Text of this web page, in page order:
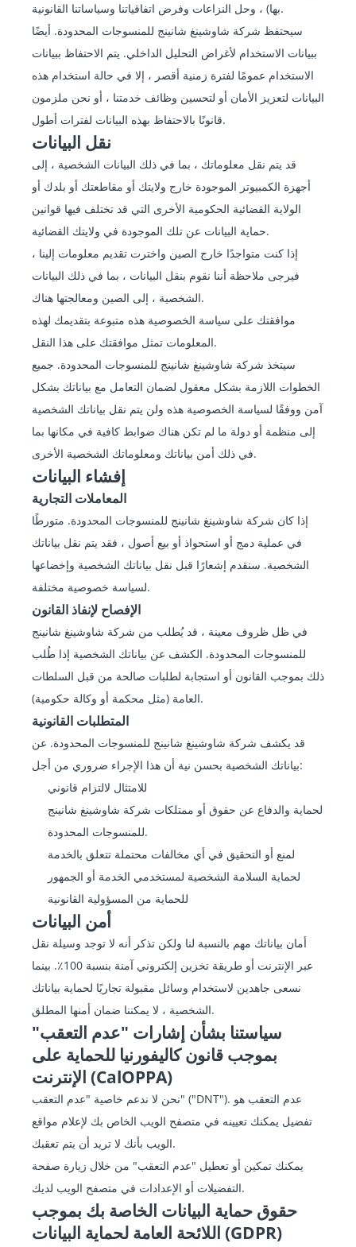
بها) ، وحل النزاعات وفرض اتفاقياتنا وسياساتنا القانونية.
سيحتفظ شركة شاوشينغ شانينج للمنسوجات المحدودة. أيضًا
ببيانات الاستخدام لأغراض التحليل الداخلي. يتم الاحتفاظ ببيانات
الاستخدام عمومًا لفترة زمنية أقصر ، إلا في حالة استخدام هذه
البيانات لتعزيز الأمان أو لتحسين وظائف خدمتنا ، أو نحن ملزمون
قانونًا بالاحتفاظ بهذه البيانات لفترات أطول.
نقل البيانات
قد يتم نقل معلوماتك ، بما في ذلك البيانات الشخصية ، إلى
أجهزة الكمبيوتر الموجودة خارج ولايتك أو مقاطعتك أو بلدك أو
الولاية القضائية الحكومية الأخرى التي قد تختلف فيها قوانين
حماية البيانات عن تلك الموجودة في ولايتك القضائية.
إذا كنت متواجدًا خارج الصين واخترت تقديم معلومات إلينا ،
فيرجى ملاحظة أننا نقوم بنقل البيانات ، بما في ذلك البيانات
الشخصية ، إلى الصين ومعالجتها هناك.
موافقتك على سياسة الخصوصية هذه متبوعة بتقديمك لهذه
المعلومات تمثل موافقتك على هذا النقل.
سيتخذ شركة شاوشينغ شانينج للمنسوجات المحدودة. جميع
الخطوات اللازمة بشكل معقول لضمان التعامل مع بياناتك بشكل
آمن ووفقًا لسياسة الخصوصية هذه ولن يتم نقل بياناتك الشخصية
إلى منظمة أو دولة ما لم تكن هناك ضوابط كافية في مكانها بما
في ذلك أمن بياناتك ومعلوماتك الشخصية الأخرى.
إفشاء البيانات
المعاملات التجارية
إذا كان شركة شاوشينغ شانينج للمنسوجات المحدودة. متورطًا
في عملية دمج أو استحواذ أو بيع أصول ، فقد يتم نقل بياناتك
الشخصية. سنقدم إشعارًا قبل نقل بياناتك الشخصية وإخضاعها
لسياسة خصوصية مختلفة.
الإفصاح لإنفاذ القانون
في ظل ظروف معينة ، قد يُطلب من شركة شاوشينغ شانينج
للمنسوجات المحدودة. الكشف عن بياناتك الشخصية إذا طُلب
ذلك بموجب القانون أو استجابة لطلبات صالحة من قبل السلطات
العامة (مثل محكمة أو وكالة حكومية).
المتطلبات القانونية
قد يكشف شركة شاوشينغ شانينج للمنسوجات المحدودة. عن
بياناتك الشخصية بحسن نية أن هذا الإجراء ضروري من أجل:
للامتثال لالتزام قانوني
لحماية والدفاع عن حقوق أو ممتلكات شركة شاوشينغ شانينج
للمنسوجات المحدودة.
لمنع أو التحقيق في أي مخالفات محتملة تتعلق بالخدمة
لحماية السلامة الشخصية لمستخدمي الخدمة أو الجمهور
للحماية من المسؤولية القانونية
أمن البيانات
أمان بياناتك مهم بالنسبة لنا ولكن تذكر أنه لا توجد وسيلة نقل
عبر الإنترنت أو طريقة تخزين إلكتروني آمنة بنسبة 100٪. بينما
نسعى جاهدين لاستخدام وسائل مقبولة تجاريًا لحماية بياناتك
الشخصية ، لا يمكننا ضمان أمنها المطلق.
سياستنا بشأن إشارات "عدم التعقب"
بموجب قانون كاليفورنيا للحماية على
الإنترنت (CalOPPA)
نحن لا ندعم خاصية "عدم التعقب" ("DNT"). عدم التعقب هو
تفضيل يمكنك تعيينه في متصفح الويب الخاص بك لإعلام مواقع
الويب بأنك لا تريد أن يتم تعقبك.
يمكنك تمكين أو تعطيل "عدم التعقب" من خلال زيارة صفحة
التفضيلات أو الإعدادات في متصفح الويب لديك.
حقوق حماية البيانات الخاصة بك بموجب
اللائحة العامة لحماية البيانات (GDPR)